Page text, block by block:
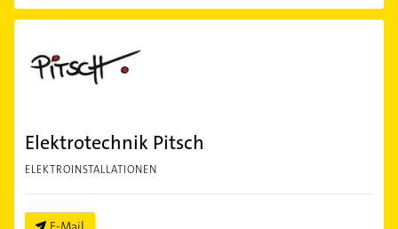
Elektrotechnik Pitsch
ELEKTROINSTALLATIONEN